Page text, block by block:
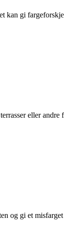
kan gi
eller andre
og gi et